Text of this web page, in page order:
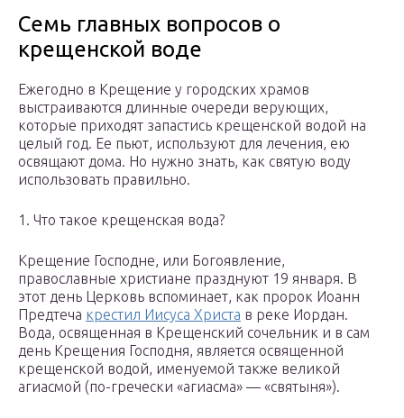
Семь главных вопросов о
крещенской воде
Ежегодно в Крещение у городских храмов
выстраиваются длинные очереди верующих,
которые приходят запастись крещенской водой на
целый год. Ее пьют, используют для лечения, ею
освящают дома. Но нужно знать, как святую воду
использовать правильно.
1. Что такое крещенская вода?
Крещение Господне, или Богоявление,
православные христиане празднуют 19 января. В
этот день Церковь вспоминает, как пророк Иоанн
Предтеча крестил Иисуса Христа в реке Иордан.
Вода, освященная в Крещенский сочельник и в сам
день Крещения Господня, является освященной
крещенской водой, именуемой также великой
агиасмой (по-гречески «агиасма» — «святыня»).